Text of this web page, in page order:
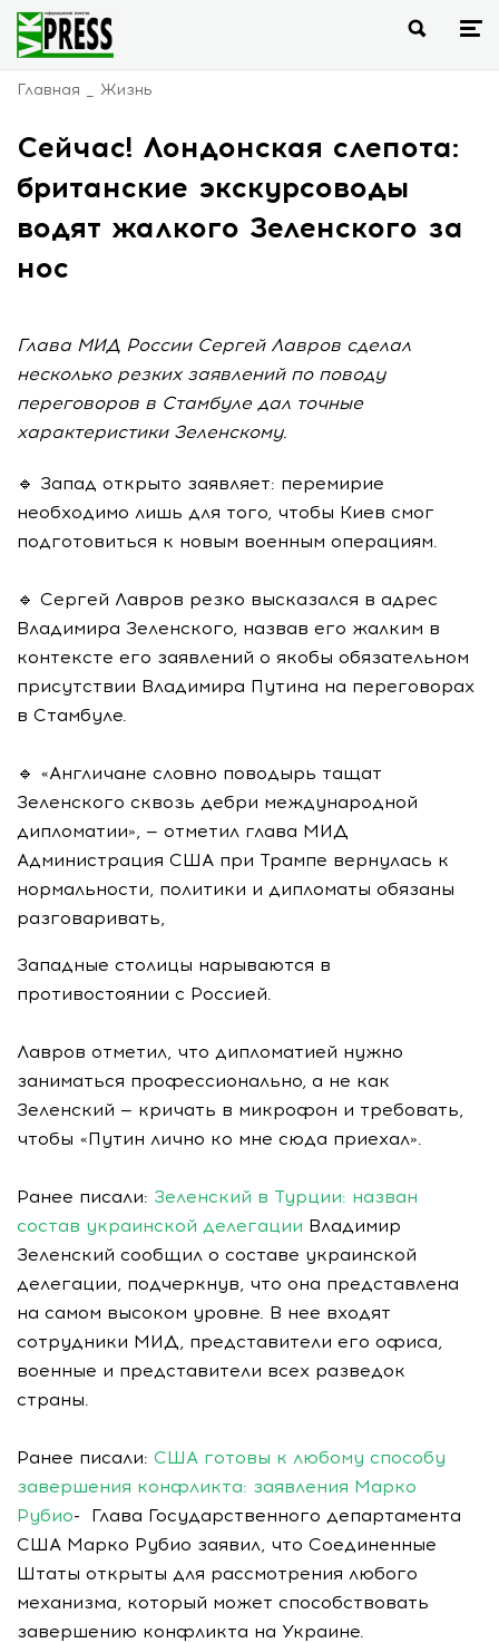
Главная Жизнь
Сейчас! Лондонская слепота:
британские экскурсоводы
водят жалкого Зеленского за
нос
Глава МИД России Сергей Лавров сделал
несколько резких заявлений по поводу
переговоров в Стамбуле дал точные
характеристики Зеленскому.
🔹 Запад открыто заявляет: перемирие
необходимо лишь для того, чтобы Киев смог
подготовиться к новым военным операциям.
🔹 Сергей Лавров резко высказался в адрес
Владимира Зеленского, назвав его жалким в
контексте его заявлений о якобы обязательном
присутствии Владимира Путина на переговорах
в Стамбуле.
🔹 «Англичане словно поводырь тащат
Зеленского сквозь дебри международной
дипломатии», — отметил глава МИД
Администрация США при Трампе вернулась к
нормальности, политики и дипломаты обязаны
разговаривать,
Западные столицы нарываются в
противостоянии с Россией.
Лавров отметил, что дипломатией нужно
заниматься профессионально, а не как
Зеленский — кричать в микрофон и требовать,
чтобы «Путин лично ко мне сюда приехал».
Ранее писали: Зеленский в Турции: назван
состав украинской делегации Владимир
Зеленский сообщил о составе украинской
делегации, подчеркнув, что она представлена
на самом высоком уровне. В нее входят
сотрудники МИД, представители его офиса,
военные и представители всех разведок
страны.
Ранее писали: США готовы к любому способу
завершения конфликта: заявления Марко
Рубио- Глава Государственного департамента
США Марко Рубио заявил, что Соединенные
Штаты открыты для рассмотрения любого
механизма, который может способствовать
завершению конфликта на Украине.